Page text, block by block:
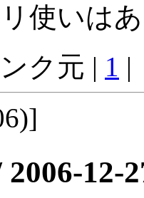
使いは
ク元 | 1 |
2006-12-